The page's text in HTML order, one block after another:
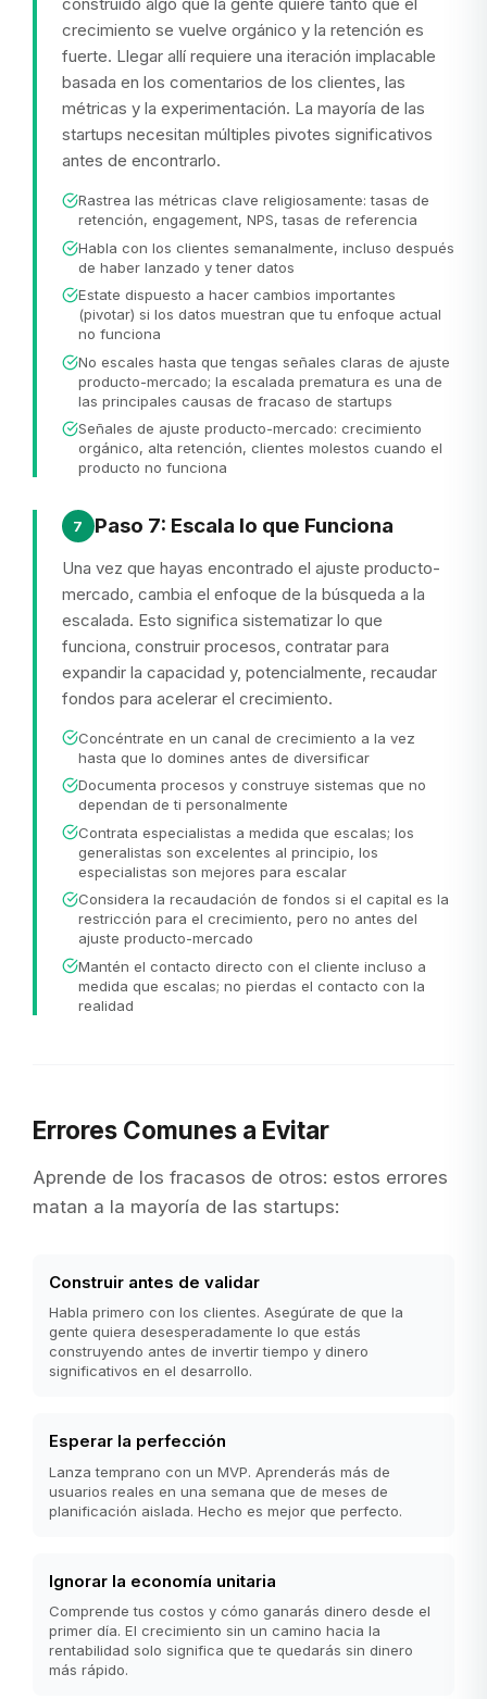
crecimiento se vuelve orgánico y la retención es
fuerte. Llegar allí requiere una iteración implacable
basada en los comentarios de los clientes, las
métricas y la experimentación. La mayoría de las
startups necesitan múltiples pivotes significativos
antes de encontrarlo.
Rastrea las métricas clave religiosamente: tasas de
retención, engagement, NPS, tasas de referencia
Habla con los clientes semanalmente, incluso después
de haber lanzado y tener datos
Estate dispuesto a hacer cambios importantes
(pivotar) si los datos muestran que tu enfoque actual
no funciona
No escales hasta que tengas señales claras de ajuste
producto-mercado; la escalada prematura es una de
las principales causas de fracaso de startups
Señales de ajuste producto-mercado: crecimiento
orgánico, alta retención, clientes molestos cuando el
producto no funciona
7 Paso 7: Escala lo que Funciona
Una vez que hayas encontrado el ajuste producto-
mercado, cambia el enfoque de la búsqueda a la
escalada. Esto significa sistematizar lo que
funciona, construir procesos, contratar para
expandir la capacidad y, potencialmente, recaudar
fondos para acelerar el crecimiento.
Concéntrate en un canal de crecimiento a la vez
hasta que lo domines antes de diversificar
Documenta procesos y construye sistemas que no
dependan de ti personalmente
Contrata especialistas a medida que escalas; los
generalistas son excelentes al principio, los
especialistas son mejores para escalar
Considera la recaudación de fondos si el capital es la
restricción para el crecimiento, pero no antes del
ajuste producto-mercado
Mantén el contacto directo con el cliente incluso a
medida que escalas; no pierdas el contacto con la
realidad
Errores Comunes a Evitar
Aprende de los fracasos de otros: estos errores
matan a la mayoría de las startups:
Construir antes de validar
Habla primero con los clientes. Asegúrate de que la
gente quiera desesperadamente lo que estás
construyendo antes de invertir tiempo y dinero
significativos en el desarrollo.
Esperar la perfección
Lanza temprano con un MVP. Aprenderás más de
usuarios reales en una semana que de meses de
planificación aislada. Hecho es mejor que perfecto.
Ignorar la economía unitaria
Comprende tus costos y cómo ganarás dinero desde el
primer día. El crecimiento sin un camino hacia la
rentabilidad solo significa que te quedarás sin dinero
más rápido.